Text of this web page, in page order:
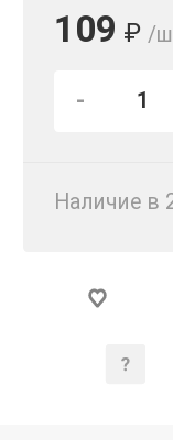
109 ₽ /
-
Наличие в